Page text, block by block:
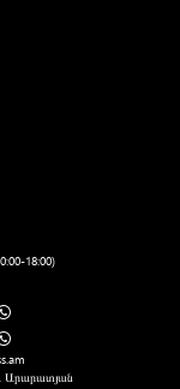
18:00)
Արարատյան